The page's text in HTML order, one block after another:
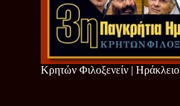
Κρητών Φιλοξενείν | Ηράκλειο